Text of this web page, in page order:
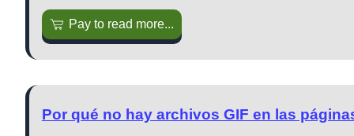
Pay to read more...
Por qué no hay archivos GIF en las